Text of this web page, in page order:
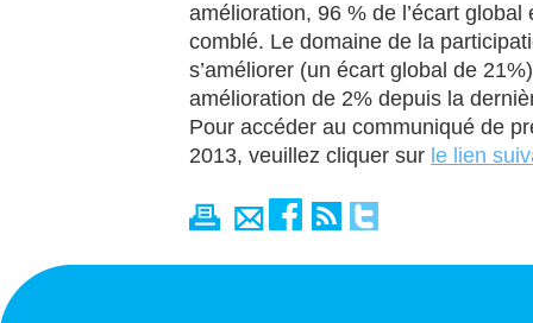
amélioration, 96 % de l’écart
comblé. Le domaine de la
s’améliorer (un écart global de
amélioration de 2% depuis la
Pour accéder au communiqué de
2013, veuillez cliquer sur le lien